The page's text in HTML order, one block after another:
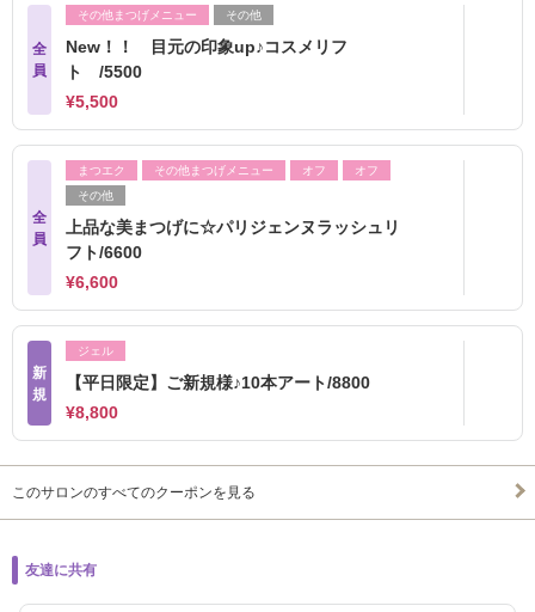
全
員
その他まつげメニュー その他
New！！ 目元の印象up♪コスメリフ
ト /5500
¥5,500
全
員
まつエク その他まつげメニュー オフ
オフ
その他
上品な美まつげに☆パリジェンヌラッシュリ
フト/6600
¥6,600
新
規
ジェル
【平日限定】ご新規様♪10本アート/8800
¥8,800
このサロンのすべてのクーポンを見る
友達に共有